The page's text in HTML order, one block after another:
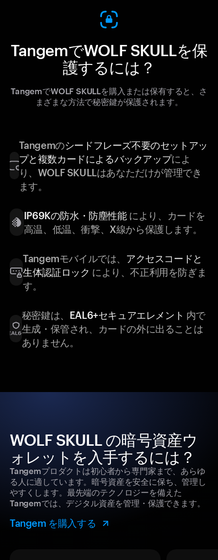
TangemでWOLF SKULLを保
護するには？
TangemでWOLF SKULLを購入または保有すると、さ
まざまな方法で秘密鍵が保護されます。
Tangemのシードフレーズ不要のセットアッ
プと複数カードによるバックアップによ
り、WOLF SKULLはあなただけが管理でき
ます。
IP69Kの防水・防塵性能により、カードを
高温、低温、衝撃、X線から保護します。
Tangemモバイルでは、 アクセスコードと
生体認証ロック により、不正利用を防ぎま
す。
秘密鍵は、 EAL6+セキュアエレメント 内で
生成・保管され、カードの外に出ることは
ありません。
WOLF SKULL の暗号資産ウ
ォレットを入手するには？
Tangemプロダクトは初心者から専門家まで、あらゆ
る人に適しています。暗号資産を安全に保ち、管理し
やすくします。最先端のテクノロジーを備えた
Tangemでは、デジタル資産を管理・保護できます。
Tangem を購入する